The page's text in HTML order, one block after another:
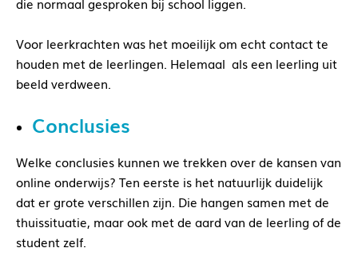
Voor leerkrachten was het moeilijk om echt contact te
houden met de leerlingen. Helemaal als een leerling uit
beeld verdween.
Conclusies
Welke conclusies kunnen we trekken over de kansen van
online onderwijs? Ten eerste is het natuurlijk duidelijk
dat er grote verschillen zijn. Die hangen samen met de
thuissituatie, maar ook met de aard van de leerling of de
student zelf.